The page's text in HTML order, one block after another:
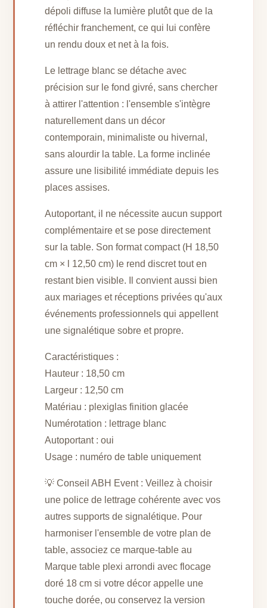
dépoli diffuse la lumière plutôt que de la
réfléchir franchement, ce qui lui confère
un rendu doux et net à la fois.
Le lettrage blanc se détache avec
précision sur le fond givré, sans chercher
à attirer l'attention : l'ensemble s'intègre
naturellement dans un décor
contemporain, minimaliste ou hivernal,
sans alourdir la table. La forme inclinée
assure une lisibilité immédiate depuis les
places assises.
Autoportant, il ne nécessite aucun support
complémentaire et se pose directement
sur la table. Son format compact (H 18,50
cm × l 12,50 cm) le rend discret tout en
restant bien visible. Il convient aussi bien
aux mariages et réceptions privées qu'aux
événements professionnels qui appellent
une signalétique sobre et propre.
Caractéristiques :
Hauteur : 18,50 cm
Largeur : 12,50 cm
Matériau : plexiglas finition glacée
Numérotation : lettrage blanc
Autoportant : oui
Usage : numéro de table uniquement
💡 Conseil ABH Event : Veillez à choisir
une police de lettrage cohérente avec vos
autres supports de signalétique. Pour
harmoniser l'ensemble de votre plan de
table, associez ce marque-table au
Marque table plexi arrondi avec flocage
doré 18 cm si votre décor appelle une
touche dorée, ou conservez la version